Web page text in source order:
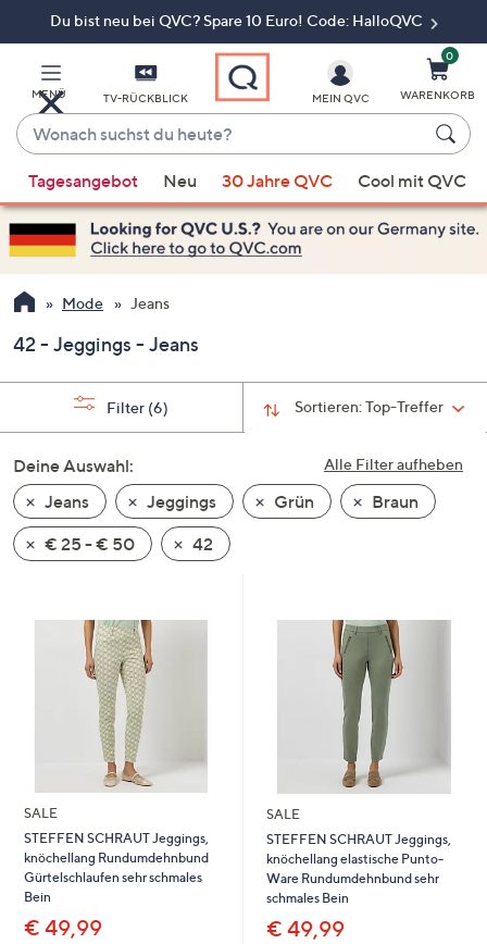
Du bist neu bei QVC? Spare 10 Euro! Code: HalloQVC
MENÜ TV-RÜCKBLICK
Wonach
suchst
du
heute?
Vorschläge
verfügbar
sind,
verwenden
Sie
Pfeiltasten
nach
und
nach
unten
oder
wischen
Sie
diese
anzuzeigen.
MEIN QVC
0
WARENKORB
Tagesangebot Neu 30 Jahre QVC Cool mit QVC
Mode Jeans
42 - Jeggings - Jeans
Sortieren:Top-Treffer
Filter (6)
Alle Filter aufheben
Deine Auswahl:
Jeans
Jeggings Grün
Braun
€ 25 - € 50
42
SALE
STEFFEN SCHRAUT Jeggings,
knöchellang Rundumdehnbund
Gürtelschlaufen sehr schmales
Bein
€ 49,99
SALE
STEFFEN SCHRAUT Jeggings,
knöchellang elastische Punto-
Ware Rundumdehnbund sehr
schmales Bein
€ 49,99